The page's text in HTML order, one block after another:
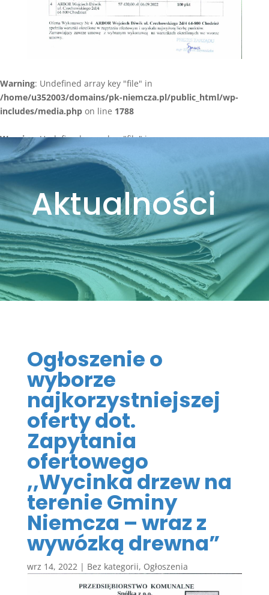
Warning: Undefined array key "file" in
/home/u352003/domains/pk-niemcza.pl/public_html/wp-
includes/media.php on line 1788
Warning: Undefined array key "file" in
/home/u352003/domains/pk-niemcza.pl/public_html/wp-
includes/media.phpon line1788
Aktualności
Ogłoszenie o
wyborze
najkorzystniejszej
oferty dot.
Zapytania
ofertowego
,,Wycinka drzew na
terenie Gminy
Niemcza – wraz z
wywózką drewna”
wrz 14, 2022 | Bez kategorii, Ogłoszenia